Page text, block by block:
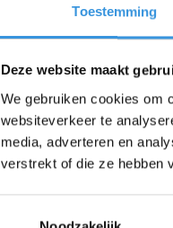
Toestemming
Deze website maakt
We gebruiken cookies om
websiteverkeer te
media, adverteren en
verstrekt of die ze hebben